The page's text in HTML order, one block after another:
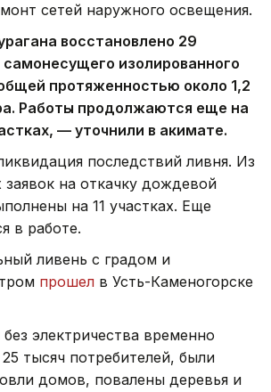
сетей наружного освещения.
восстановлено 29
самонесущего изолированного
протяженностью около 1,2
Работы продолжаются еще на
— уточнили в акимате.
последствий ливня. Из
на откачку дождевой
на 11 участках. Еще
в работе.
ливень с градом и
прошел в Усть-Каменогорске
электричества временно
тысяч потребителей, были
домов, повалены деревья и